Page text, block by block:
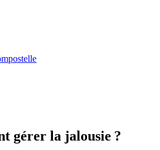
gérer la jalousie ?